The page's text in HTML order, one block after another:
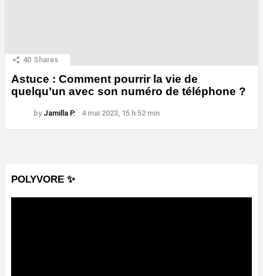
40 Shares
Astuce : Comment pourrir la vie de
quelqu’un avec son numéro de téléphone ?
by Jamilla P. 4 mai 2023, 15 h 52 min
POLYVORE ✨